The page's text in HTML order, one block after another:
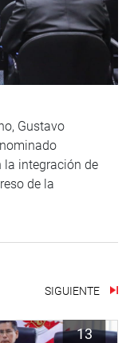
Gustavo
la integración de
de la
SIGUIENTE
13